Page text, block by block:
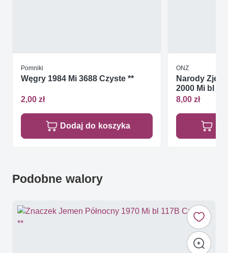
Pomniki
Węgry 1984 Mi 3688 Czyste **
2,00 zł
Dodaj do koszyka
ONZ
Narody
2000 Mi bl
8,00 zł
Podobne walory